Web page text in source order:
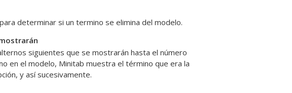
determinar si un termino se elimina del modelo.
siguientes que se mostrarán hasta el número
en el modelo, Minitab muestra el término que era la
y así sucesivamente.